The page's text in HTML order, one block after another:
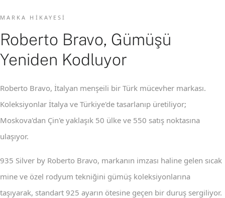
MARKA HIKAYESI
Roberto Bravo, Gümüşü
Yeniden Kodluyor
Roberto Bravo, İtalyan menşeili bir Türk mücevher markası.
Koleksiyonlar İtalya ve Türkiye'de tasarlanıp üretiliyor;
Moskova'dan Çin'e yaklaşık 50 ülke ve 550 satış noktasına
ulaşıyor.
935 Silver by Roberto Bravo, markanın imzası haline gelen sıcak
mine ve özel rodyum tekniğini gümüş koleksiyonlarına
taşıyarak, standart 925 ayarın ötesine geçen bir duruş sergiliyor.